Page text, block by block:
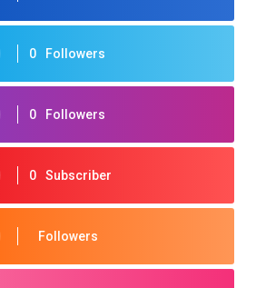
0 Followers
0 Followers
0 Subscriber
Followers